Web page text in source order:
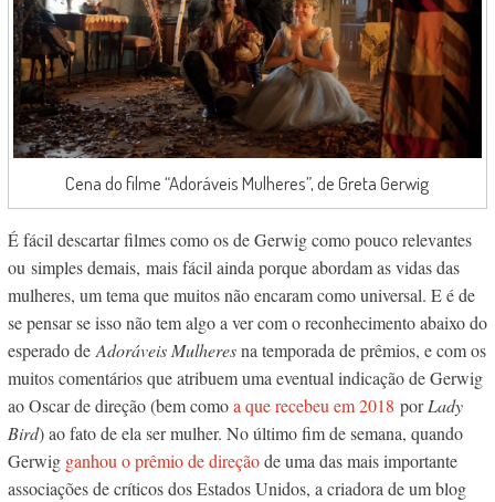
Cena do filme “Adoráveis Mulheres”, de Greta Gerwig
É fácil descartar filmes como os de Gerwig como pouco relevantes
ou simples demais, mais fácil ainda porque abordam as vidas das
mulheres, um tema que muitos não encaram como universal. E é de
se pensar se isso não tem algo a ver com o reconhecimento abaixo do
esperado de Adoráveis Mulheresna temporada de prêmios, e com os
muitos comentários que atribuem uma eventual indicação de Gerwig
ao Oscar de direção (bem comoa que recebeu em 2018 porLady
Bird) ao fato de ela ser mulher. No último fim de semana, quando
Gerwig ganhou o prêmio de direçãode uma das mais importante
associações de críticos dos Estados Unidos, a criadora de um blog